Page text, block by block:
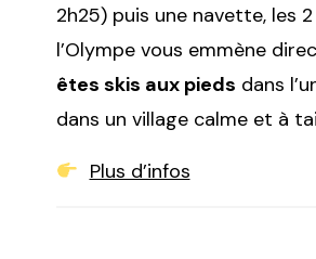
2h25) puis une navette, les
l’Olympe vous emmène
êtes skis aux pieds dans
dans un village calme et à
Plus d’infos